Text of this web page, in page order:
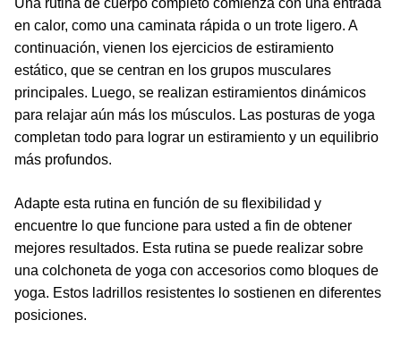
en calor, como una caminata rápida o un trote ligero. A
continuación, vienen los ejercicios de estiramiento
estático, que se centran en los grupos musculares
principales. Luego, se realizan estiramientos dinámicos
para relajar aún más los músculos. Las posturas de yoga
completan todo para lograr un estiramiento y un equilibrio
más profundos.
Adapte esta rutina en función de su flexibilidad y
encuentre lo que funcione para usted a fin de obtener
mejores resultados. Esta rutina se puede realizar sobre
una colchoneta de yoga con accesorios como bloques de
yoga. Estos ladrillos resistentes lo sostienen en diferentes
posiciones.